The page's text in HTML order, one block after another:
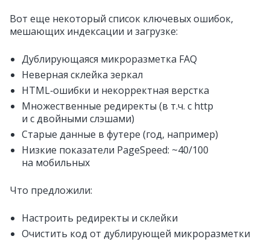
Вот еще некоторый список ключевых ошибок,
мешающих индексации и загрузке:
Дублирующаяся микроразметка FAQ
Неверная склейка зеркал
HTML‑ошибки и некорректная верстка
Множественные редиректы (в т.ч. с http
и с двойными слэшами)
Старые данные в футере (год, например)
Низкие показатели PageSpeed: ~40/100
на мобильных
Что предложили:
Настроить редиректы и склейки
Очистить код от дублирующей микроразметки